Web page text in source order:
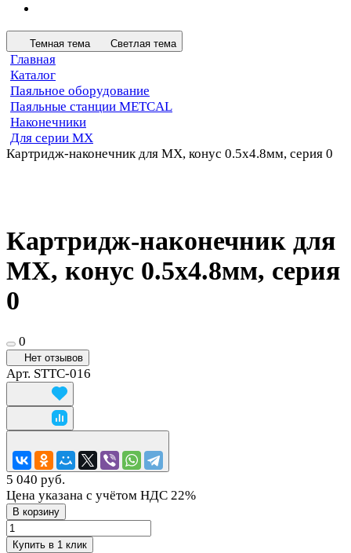
Темная тема Светлая тема
Главная
Каталог
Паяльное оборудование
Паяльные станции METCAL
Наконечники
Для серии MX
Картридж-наконечник для MX, конус 0.5х4.8мм, серия 0
Картридж-наконечник для
MX, конус 0.5х4.8мм, серия
0
0
Нет отзывов
Арт. STTC-016
5 040 руб.
Цена указана с учётом НДС 22%
В корзину
Купить в 1 клик